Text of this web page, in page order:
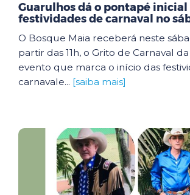
Guarulhos dá o pontapé inicial
festividades de carnaval no
O Bosque Maia receberá neste
partir das 11h, o Grito de Carnaval
evento que marca o início das
carnavale... [saiba mais]